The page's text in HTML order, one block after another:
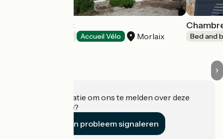
Le Logis du Port
Accueil Vélo Morlaix Bed and
Heeft u informatie om ons te melden over deze
accommodatie?
Een probleem signaleren